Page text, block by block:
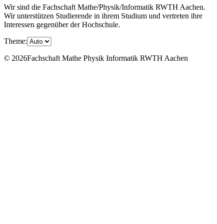
Wir sind die Fachschaft Mathe/Physik/Informatik RWTH Aachen.
Wir unterstützen Studierende in ihrem Studium und vertreten ihre
Interessen gegenüber der Hochschule.
Theme:
© 2026Fachschaft Mathe Physik Informatik RWTH Aachen